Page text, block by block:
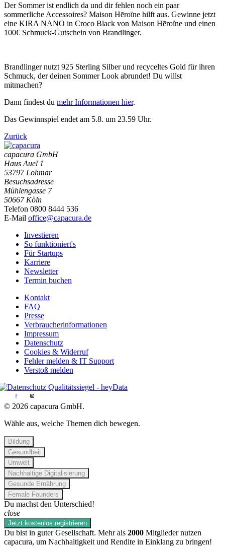
Der Sommer ist endlich da und dir fehlen noch ein paar
sommerliche Accessoires? Maison Hēroïne hilft aus. Gewinne jetzt
eine KIRA NANO in Croco Black von Maison Hēroïne und einen
100€ Schmuck-Gutschein von Brandlinger.
Brandlinger nutzt 925 Sterling Silber und recyceltes Gold für ihren
Schmuck, der deinen Sommer Look abrundet! Du willst
mitmachen?
Dann findest du mehr Informationen hier.
Das Gewinnspiel endet am 5.8. um 23.59 Uhr.
Zurück
capacura GmbH
Haus Auel 1
53797 Lohmar
Besuchsadresse
Mühlengasse 7
50667 Köln
Telefon 0800 8444 536
E-Mail office@capacura.de
Investieren
So funktioniert's
Für Startups
Karriere
Newsletter
Termin buchen
Kontakt
FAQ
Presse
Verbraucherinformationen
Impressum
Datenschutz
Cookies & Widerruf
Fehler melden & IT Support
Verstoß melden
© 2026 capacura GmbH.
Wähle aus, welche Themen dich bewegen.
Bildung
Gesundheit
Umwelt
Nachhaltige Digitalisierung
Gesunde Ernährung
Female Founders
Du machst den Unterschied!
close
Jetzt kostenlos registrieren
Du bist in guter Gesellschaft. Mehr als 2000 Mitglieder nutzen
capacura, um Nachhaltigkeit und Rendite in Einklang zu bringen!